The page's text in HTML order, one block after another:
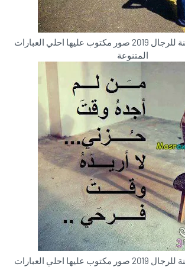
اجمل الصور الحزينة للرجال 2019 صور مكتوب عليها احلي العبارات
المتنوعة
اجمل الصور الحزينة للرجال 2019 صور مكتوب عليها احلي العبارات